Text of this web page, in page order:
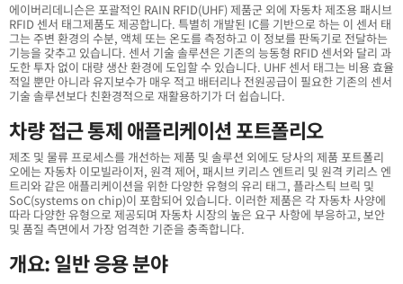
에이버리데니슨은 포괄적인 RAIN RFID(UHF) 제품군 외에 자동차 제조용 패시브
RFID 센서 태그제품도 제공합니다. 특별히 개발된 IC를 기반으로 하는 이 센서 태
그는 주변 환경의 수분, 액체 또는 온도를 측정하고 이 정보를 판독기로 전달하는
기능을 갖추고 있습니다. 센서 기술 솔루션은 기존의 능동형 RFID 센서와 달리 과
도한 투자 없이 대량 생산 환경에 도입할 수 있습니다. UHF 센서 태그는 비용 효율
적일 뿐만 아니라 유지보수가 매우 적고 배터리나 전원공급이 필요한 기존의 센서
기술 솔루션보다 친환경적으로 재활용하기가 더 쉽습니다.
차량 접근 통제 애플리케이션 포트폴리오
제조 및 물류 프로세스를 개선하는 제품 및 솔루션 외에도 당사의 제품 포트폴리
오에는 자동차 이모빌라이저, 원격 제어, 패시브 키리스 엔트리 및 원격 키리스 엔
트리와 같은 애플리케이션을 위한 다양한 유형의 유리 태그, 플라스틱 브릭 및
SoC(systems on chip)이 포함되어 있습니다. 이러한 제품은 각 자동차 사양에
따라 다양한 유형으로 제공되며 자동차 시장의 높은 요구 사항에 부응하고, 보안
및 품질 측면에서 가장 엄격한 기준을 충족합니다.
개요: 일반 응용 분야